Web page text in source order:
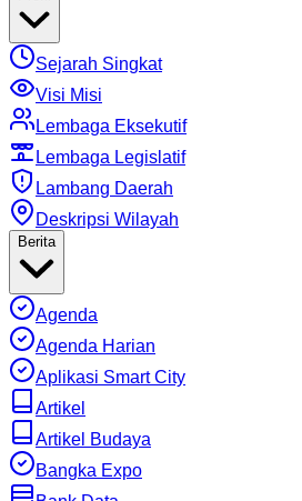
Sejarah Singkat
Visi Misi
Lembaga Eksekutif
Lembaga Legislatif
Lambang Daerah
Deskripsi Wilayah
Berita
Agenda
Agenda Harian
Aplikasi Smart City
Artikel
Artikel Budaya
Bangka Expo